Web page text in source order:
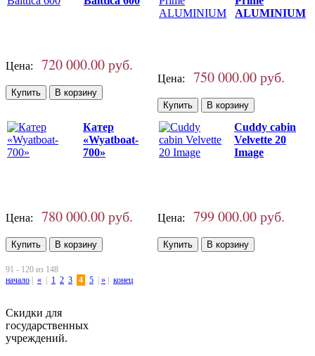
Цена: 720 000.00 руб.
ALUMINIUM
Цена: 750 000.00 руб.
Катер
«Wyatboat-
700»
Цена: 780 000.00 руб.
Cuddy cabin
Velvette 20
Image
Цена: 799 000.00 руб.
91 - 120 из 148
начало | « | 1 2 3 4 5 | » | конец
Скидки для
государственных
учреждений.